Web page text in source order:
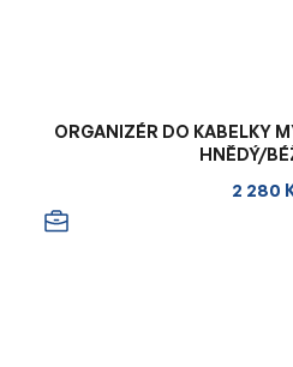
ORGANIZÉR DO KABELKY
HNĚDÝ/
2 280